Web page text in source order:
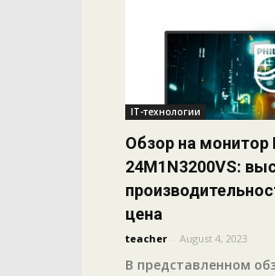
IT-технологии
Обзор на монитор
24M1N3200VS:
цена
teacher - August 4, 2023
В представленном